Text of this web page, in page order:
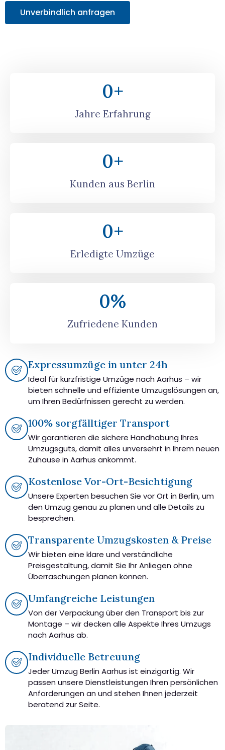
Unverbindlich anfragen
Jahre Erfahrung
0+
Kunden aus Berlin
0+
Erledigte Umzüge
0+
Zufriedene Kunden
0%
Expressumzüge in unter 24h
Ideal für kurzfristige Umzüge nach Aarhus – wir
bieten schnelle und effiziente Umzugslösungen an,
um Ihren Bedürfnissen gerecht zu werden.
100% sorgfälltiger Transport
Wir garantieren die sichere Handhabung Ihres
Umzugsguts, damit alles unversehrt in Ihrem neuen
Zuhause in Aarhus ankommt.
Kostenlose Vor-Ort-Besichtigung
Unsere Experten besuchen Sie vor Ort in Berlin, um
den Umzug genau zu planen und alle Details zu
besprechen.
Transparente Umzugskosten & Preise
Wir bieten eine klare und verständliche
Preisgestaltung, damit Sie Ihr Anliegen ohne
Überraschungen planen können.
Umfangreiche Leistungen
Von der Verpackung über den Transport bis zur
Montage – wir decken alle Aspekte Ihres Umzugs
nach Aarhus ab.
Individuelle Betreuung
Jeder Umzug Berlin Aarhus ist einzigartig. Wir
passen unsere Dienstleistungen Ihren persönlichen
Anforderungen an und stehen Ihnen jederzeit
beratend zur Seite.